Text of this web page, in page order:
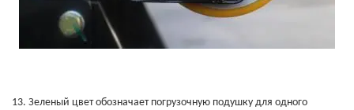
13. Зеленый цвет обозначает погрузочную подушку для одного